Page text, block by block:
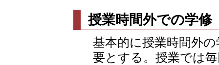
授業時間外での学修
基本的に授業時間外
要とする。授業では